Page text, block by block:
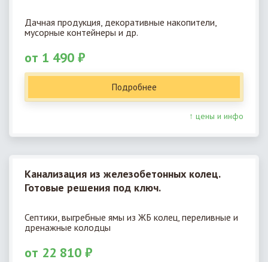
Дачная продукция, декоративные накопители,
мусорные контейнеры и др.
от 1 490 ₽
Подробнее
↑ цены и инфо
Канализация из железобетонных колец.
Готовые решения под ключ.
Септики, выгребные ямы из ЖБ колец, переливные и
дренажные колодцы
от 22 810 ₽